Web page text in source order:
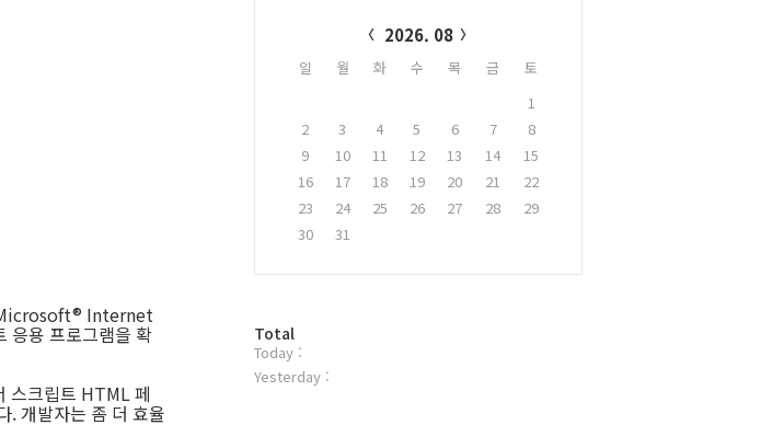
Internet
용 프로그램을 확
스크립트 HTML 페
개발자는 좀 더 효율
2026. 08
일 월 화 수 목 금
토
1
2
3 4 5 6 7
8
9
10 11 12 13 14
15
16
17 18 19 20 21
22
23
24 25 26 27 28
29
30
31
방
문
자
Total
Today :
Yesterday :